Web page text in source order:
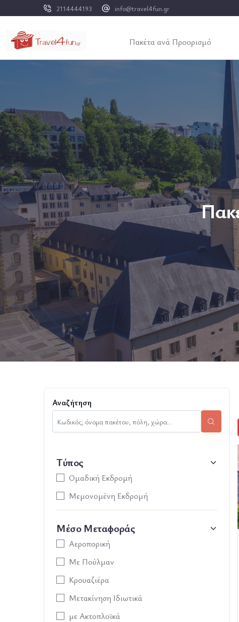
2114444193 info@travel4fun.gr
Πακέτα ανά Προορισμό
Αναζήτηση
Τύπος
Ομαδική Εκδρομή
Μεμονομένη Εκδρομή
Μέσο Μεταφοράς
Αεροπορική
Με Πούλμαν
Κρουαζιέρα
Μετακίνηση Ιδιωτικά
με Ακτοπλοϊκά